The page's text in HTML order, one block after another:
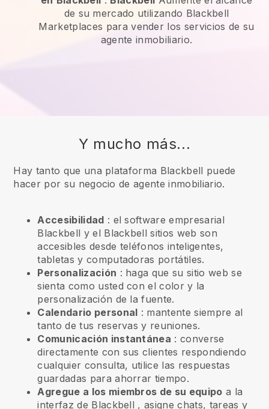
de su mercado utilizando Blackbell
Marketplaces para vender los servicios de su
agente inmobiliario.
Y mucho más...
Hay tanto que una plataforma Blackbell puede
hacer por su negocio de agente inmobiliario.
Accesibilidad : el software empresarial
Blackbell y el Blackbell sitios web son
accesibles desde teléfonos inteligentes,
tabletas y computadoras portátiles.
Personalización : haga que su sitio web se
sienta como usted con el color y la
personalización de la fuente.
Calendario personal : mantente siempre al
tanto de tus reservas y reuniones.
Comunicación instantánea : converse
directamente con sus clientes respondiendo
cualquier consulta, utilice las respuestas
guardadas para ahorrar tiempo.
Agregue a los miembros de su equipo a la
interfaz de Blackbell , asigne chats, tareas y